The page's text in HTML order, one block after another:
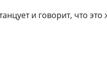
и говорит, что